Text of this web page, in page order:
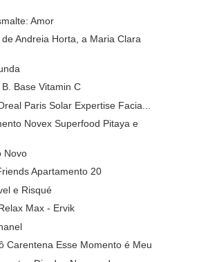
Amor
Andreia Horta, a Maria Clara
Base Vitamin C
Paris Solar Expertise Facia...
Novex Superfood Pitaya e
Novo
Apartamento 20
e Risqué
Max - Ervik
Carentena Esse Momento é Meu